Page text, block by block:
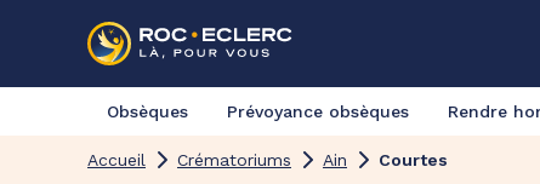
Obsèques Prévoyance obsèques Rendre
Accueil Crématoriums Ain Courtes